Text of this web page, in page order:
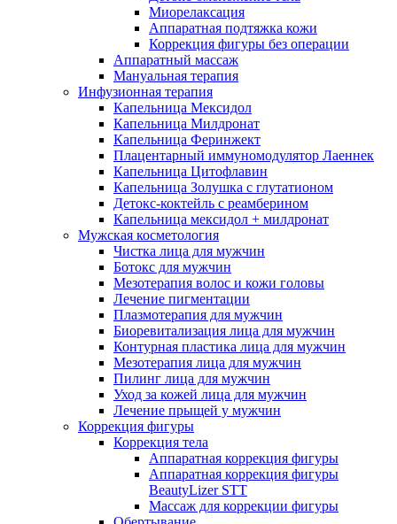
Миорелаксация
Аппаратная подтяжка кожи
Коррекция фигуры без операции
Аппаратный массаж
Мануальная терапия
Инфузионная терапия
Капельница Мексидол
Капельница Милдронат
Капельница Феринжект
Плацентарный иммуномодулятор Лаеннек
Капельница Цитофлавин
Капельница Золушка с глутатионом
Детокс-коктейль с реамберином
Капельница мексидол + милдронат
Мужская косметология
Чистка лица для мужчин
Ботокс для мужчин
Мезотерапия волос и кожи головы
Лечение пигментации
Плазмотерапия для мужчин
Биоревитализация лица для мужчин
Контурная пластика лица для мужчин
Мезотерапия лица для мужчин
Пилинг лица для мужчин
Уход за кожей лица для мужчин
Лечение прыщей у мужчин
Коррекция фигуры
Коррекция тела
Аппаратная коррекция фигуры
Аппаратная коррекция фигуры
BeautyLizer STT
Массаж для коррекции фигуры